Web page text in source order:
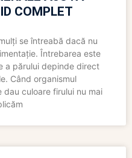
COMPLET
se întreabă dacă nu
Întrebarea este
a părului depinde direct
Când organismul
dau culoare firului nu mai